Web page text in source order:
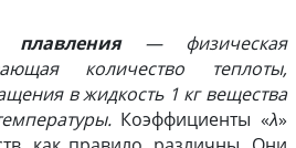
плавления— физическая
количество теплоты,
в жидкость 1 кг вещества
Коэффициенты «λ»